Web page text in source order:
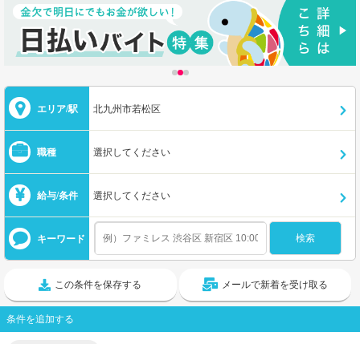
エリア/駅 北九州市若松区
職種 選択してください
給与/条件 選択してください
キーワード
この条件を保存する メールで新着を受け取る
条件を追加する